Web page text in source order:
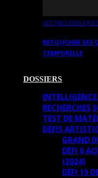
OEUVRES
RETOUCHER SES
TEMPORELLE
DOSSIERS
RECHERCHES
TEST DE
DÉFIS
GRAND
DÉFI 6
(2024)
DÉFI 15